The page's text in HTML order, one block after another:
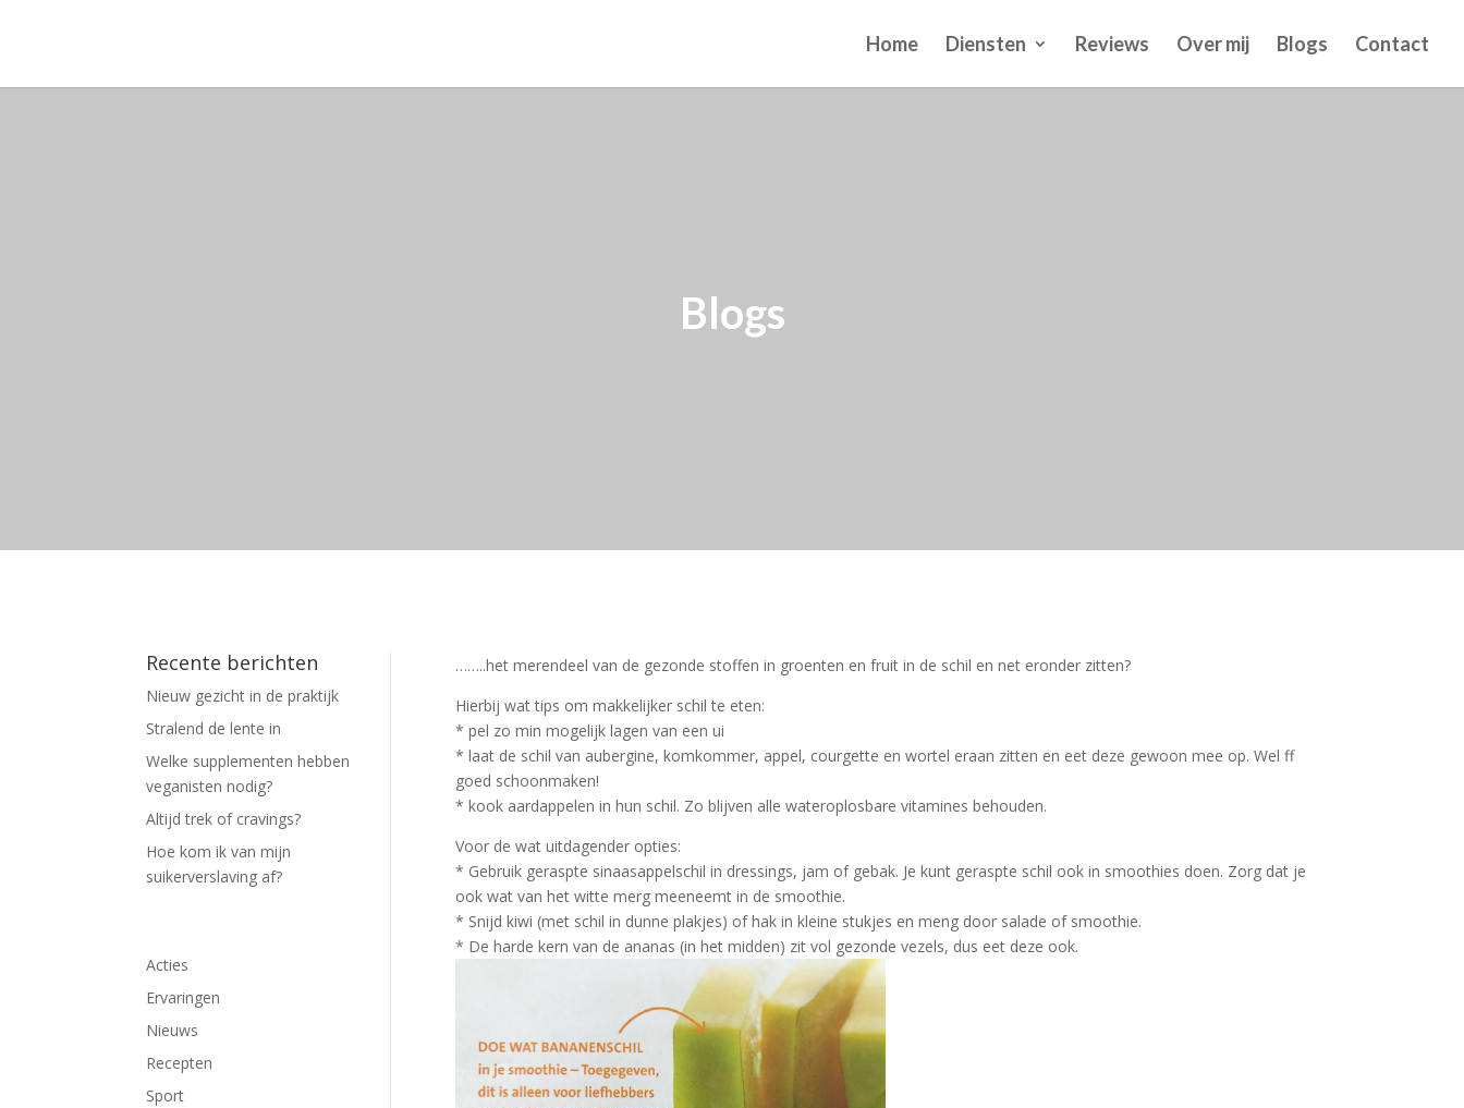
Home Diensten Reviews Over mij Blogs Contact
Blogs
Recente berichten
Nieuw gezicht in de praktijk
Stralend de lente in
Welke supplementen hebben
veganisten nodig?
Altijd trek of cravings?
Hoe kom ik van mijn
suikerverslaving af?
Acties
Ervaringen
Nieuws
Recepten
Sport
……..het merendeel van de gezonde stoffen in groenten en fruit in de schil en net eronder zitten?
Hierbij wat tips om makkelijker schil te eten:
* pel zo min mogelijk lagen van een ui
* laat de schil van aubergine, komkommer, appel, courgette en wortel eraan zitten en eet deze gewoon mee op. Wel ff
goed schoonmaken!
* kook aardappelen in hun schil. Zo blijven alle wateroplosbare vitamines behouden.
Voor de wat uitdagender opties:
* Gebruik geraspte sinaasappelschil in dressings, jam of gebak. Je kunt geraspte schil ook in smoothies doen. Zorg dat je
ook wat van het witte merg meeneemt in de smoothie.
* Snijd kiwi (met schil in dunne plakjes) of hak in kleine stukjes en meng door salade of smoothie.
* De harde kern van de ananas (in het midden) zit vol gezonde vezels, dus eet deze ook.